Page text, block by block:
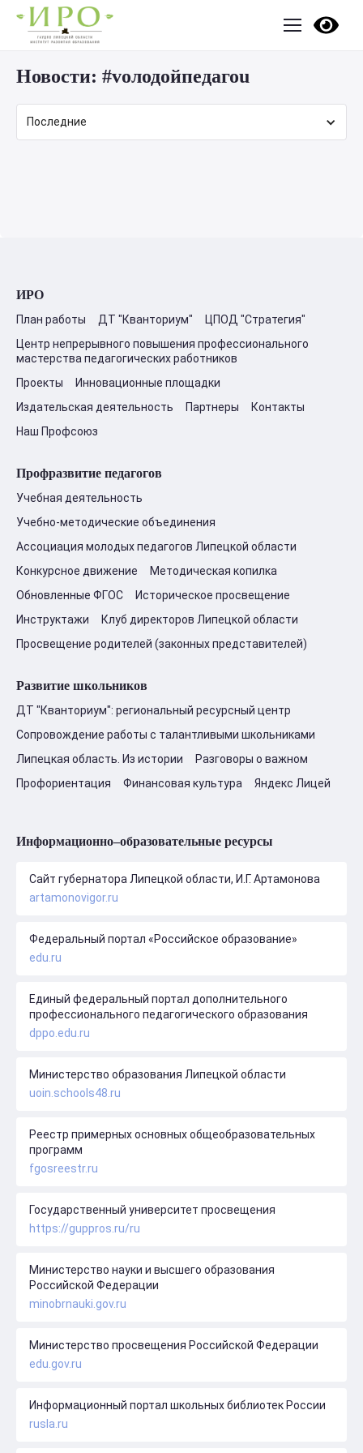
Новости: #vолодойпедагоu
Последние
ИРО
План работы ДТ "Кванториум"
ЦПОД "Стратегия"
Центр непрерывного повышения профессионального
мастерства педагогических работников
Проекты
Инновационные площадки
Издательская деятельность
Партнеры
Контакты
Наш Профсоюз
Профразвитие педагогов
Учебная деятельность
Учебно-методические объединения
Ассоциация молодых педагогов Липецкой области
Конкурсное движение
Методическая копилка
Обновленные ФГОС
Историческое просвещение
Инструктажи
Клуб директоров Липецкой области
Просвещение родителей (законных представителей)
Развитие школьников
ДТ "Кванториум": региональный ресурсный центр
Сопровождение работы с талантливыми школьниками
Липецкая область. Из истории
Разговоры о важном
Профориентация
Финансовая культура Яндекс Лицей
Информационно–образовательные ресурсы
Сайт губернатора Липецкой области, И.Г. Артамонова
artamonovigor.ru
Федеральный портал «Российское образование»
edu.ru
Единый федеральный портал дополнительного
профессионального педагогического образования
dppo.edu.ru
Министерство образования Липецкой области
uoin.schools48.ru
Реестр примерных основных общеобразовательных
программ
fgosreestr.ru
Государственный университет просвещения
https://guppros.ru/ru
Министерство науки и высшего образования
Российской Федерации
minobrnauki.gov.ru
Министерство просвещения Российской Федерации
edu.gov.ru
Информационный портал школьных библиотек России
rusla.ru